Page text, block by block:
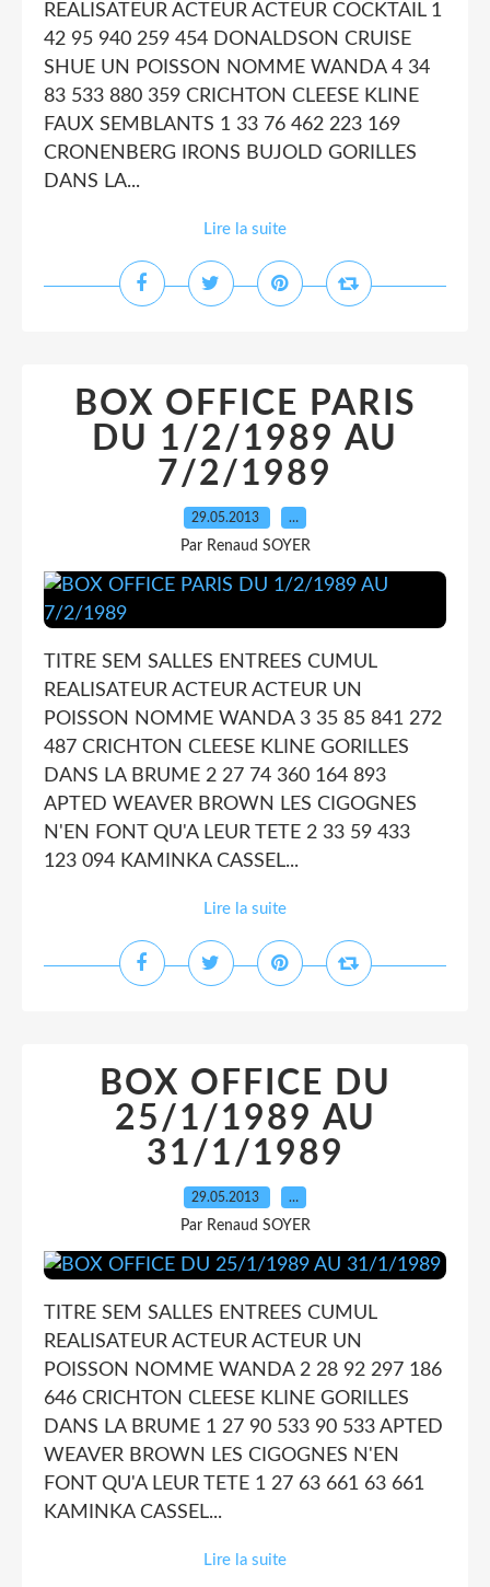
REALISATEUR ACTEUR ACTEUR COCKTAIL 1
42 95 940 259 454 DONALDSON CRUISE
SHUE UN POISSON NOMME WANDA 4 34
83 533 880 359 CRICHTON CLEESE KLINE
FAUX SEMBLANTS 1 33 76 462 223 169
CRONENBERG IRONS BUJOLD GORILLES
DANS LA...
Lire la suite
BOX OFFICE PARIS
DU 1/2/1989 AU
7/2/1989
29.05.2013 …
Par Renaud SOYER
TITRE SEM SALLES ENTREES CUMUL
REALISATEUR ACTEUR ACTEUR UN
POISSON NOMME WANDA 3 35 85 841 272
487 CRICHTON CLEESE KLINE GORILLES
DANS LA BRUME 2 27 74 360 164 893
APTED WEAVER BROWN LES CIGOGNES
N'EN FONT QU'A LEUR TETE 2 33 59 433
123 094 KAMINKA CASSEL...
Lire la suite
BOX OFFICE DU
25/1/1989 AU
31/1/1989
29.05.2013 …
Par Renaud SOYER
TITRE SEM SALLES ENTREES CUMUL
REALISATEUR ACTEUR ACTEUR UN
POISSON NOMME WANDA 2 28 92 297 186
646 CRICHTON CLEESE KLINE GORILLES
DANS LA BRUME 1 27 90 533 90 533 APTED
WEAVER BROWN LES CIGOGNES N'EN
FONT QU'A LEUR TETE 1 27 63 661 63 661
KAMINKA CASSEL...
Lire la suite